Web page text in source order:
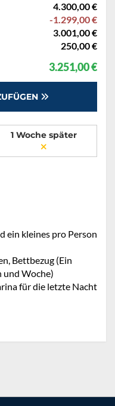
4.300,00 €
-1.299,00 €
3.001,00 €
250,00 €
3.251,00 €
1 Woche später
ein kleines pro Person
Bettbezug (Ein
und Woche)
für die letzte Nacht